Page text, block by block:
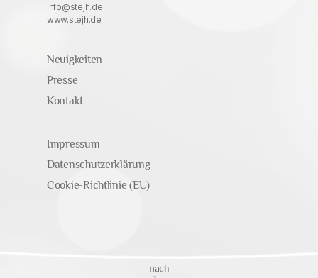
info@stejh.de
www.stejh.de
Neuigkeiten
Presse
Kontakt
Impressum
Datenschutzerklärung
Cookie-Richtlinie (EU)
nach